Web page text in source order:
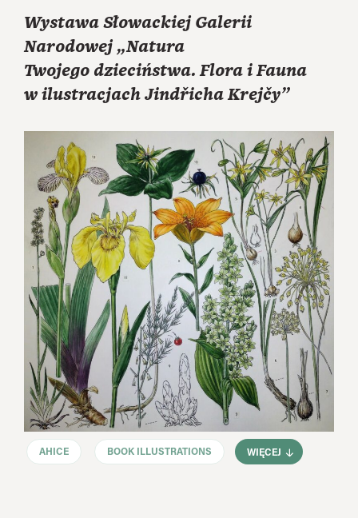
Wystawa Słowackiej Galerii
Narodowej „Natura
Twojego dzieciństwa. Flora i Fauna
w ilustracjach Jindřicha Krejčy”
AHICE BOOK ILLUSTRATIONS WIĘCEJ